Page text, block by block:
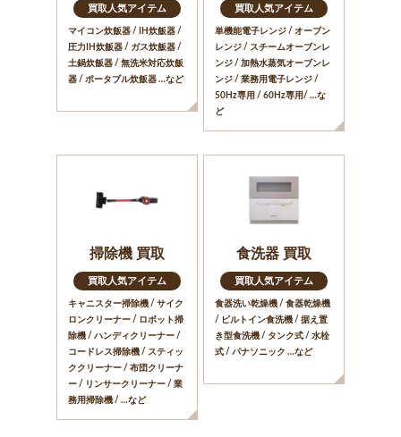
買取人気アイテム
マイコン炊飯器 / IH炊飯器 /
圧力IH炊飯器 / ガス炊飯器 /
土鍋炊飯器 / 無洗米対応炊飯
器 / ポータブル炊飯器 …など
買取人気アイテム
単機能電子レンジ / オーブン
レンジ / スチームオーブンレ
ンジ / 加熱水蒸気オーブンレ
ンジ / 業務用電子レンジ /
50Hz専用 / 60Hz専用/ …な
ど
掃除機 買取
買取人気アイテム
キャニスター掃除機 / サイク
ロンクリーナー / ロボット掃
除機 / ハンディクリーナー /
コードレス掃除機 / スティッ
ククリーナー / 布団クリーナ
ー / リンサークリーナー / 業
務用掃除機 / …など
食洗器 買取
買取人気アイテム
食器洗い乾燥機 / 食器乾燥機
/ ビルトイン食洗機 / 据え置
き型食洗機 / タンク式 / 水栓
式 / パナソニック …など